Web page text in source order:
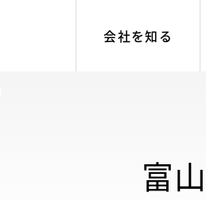
会社を知る
富